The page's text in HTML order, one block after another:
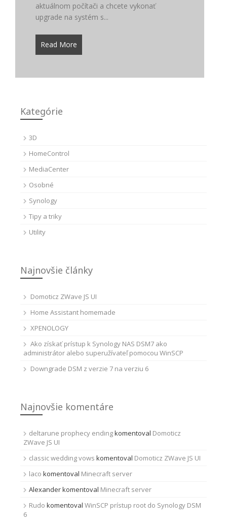
aktuálnom počítači a chcete vykonať
upgrade na systém s...
Read More
Kategórie
3D
HomeControl
MediaCenter
Osobné
Synology
Tipy a triky
Utility
Najnovšie články
Domoticz ZWave JS UI
Home Assistant homemade
XPENOLOGY
Ako získať prístup k Synology NAS DSM7 ako
administrátor alebo superužívateľ pomocou WinSCP
Downgrade DSM z verzie 7 na verziu 6
Najnovšie komentáre
deltarune prophecy endingkomentoval Domoticz
ZWave JS UI
classic wedding vows komentoval Domoticz ZWave JS UI
laco komentoval Minecraft server
Alexanderkomentoval Minecraft server
Rudo komentoval WinSCP prístup root do Synology DSM
6